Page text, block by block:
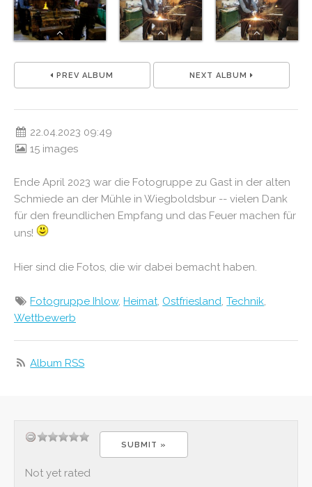
PREV ALBUM NEXT ALBUM
22.04.2023 09:49
15 images
Ende April 2023 war die Fotogruppe zu Gast in der alten
Schmiede an der Mühle in Wiegboldsbur -- vielen Dank
für den freundlichen Empfang und das Feuer machen für
uns!
Hier sind die Fotos, die wir dabei bemacht haben.
Fotogruppe Ihlow,Heimat, Ostfriesland,Technik,
Wettbewerb
Album RSS
Not yet rated